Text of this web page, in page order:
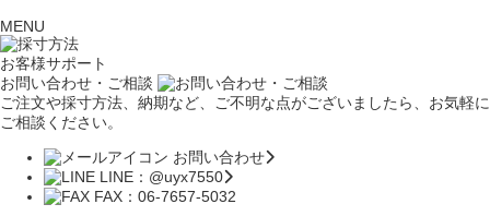
MENU
お客様サポート
お問い合わせ・ご相談
ご注文や採寸方法、納期など、ご不明な点がございましたら、お気軽に
ご相談ください。
お問い合わせ
LINE：@uyx7550
FAX：06-7657-5032